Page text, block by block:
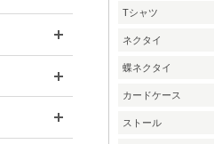
Tシャツ
ネクタイ
蝶ネクタイ
カードケース
ストール